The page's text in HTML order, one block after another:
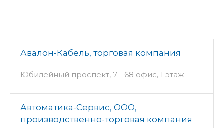
Авалон-Кабель, торговая компания
Юбилейный проспект, 7 - 68 офис, 1 этаж
Автоматика-Сервис, ООО,
производственно-торговая компания